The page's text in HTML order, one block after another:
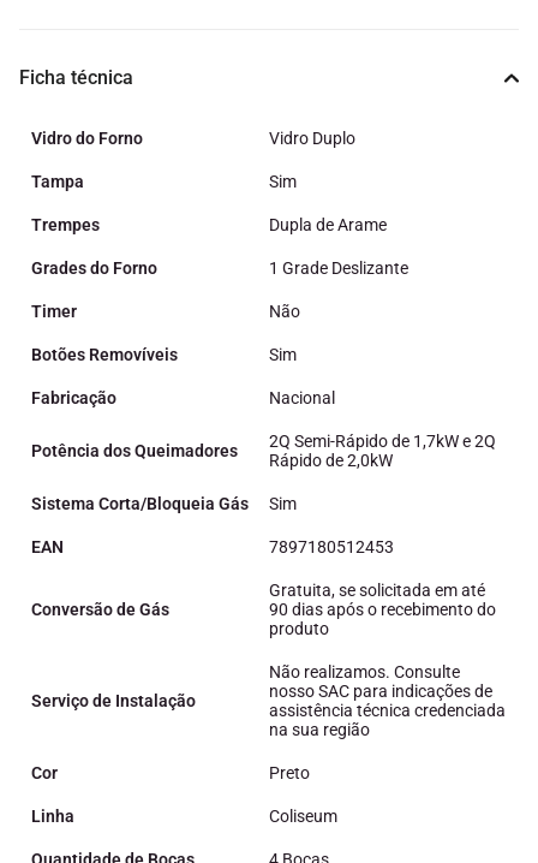
Ficha técnica
Vidro do Forno Vidro Duplo
Tampa Sim
Trempes Dupla de Arame
Grades do Forno 1 Grade Deslizante
Timer Não
Botões Removíveis Sim
Fabricação Nacional
Potência dos Queimadores
2Q Semi-Rápido de 1,7kW e 2Q
Rápido de 2,0kW
Sistema Corta/Bloqueia Gás Sim
EAN 7897180512453
Conversão de Gás
Gratuita, se solicitada em até
90 dias após o recebimento do
produto
Serviço de Instalação
Não realizamos. Consulte
nosso SAC para indicações de
assistência técnica credenciada
na sua região
Cor Preto
Linha Coliseum